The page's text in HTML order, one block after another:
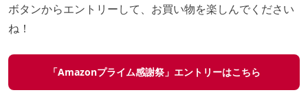
ボタンからエントリーして、お買い物を楽しんでください
ね！
「Amazonプライム感謝祭」エントリーはこちら